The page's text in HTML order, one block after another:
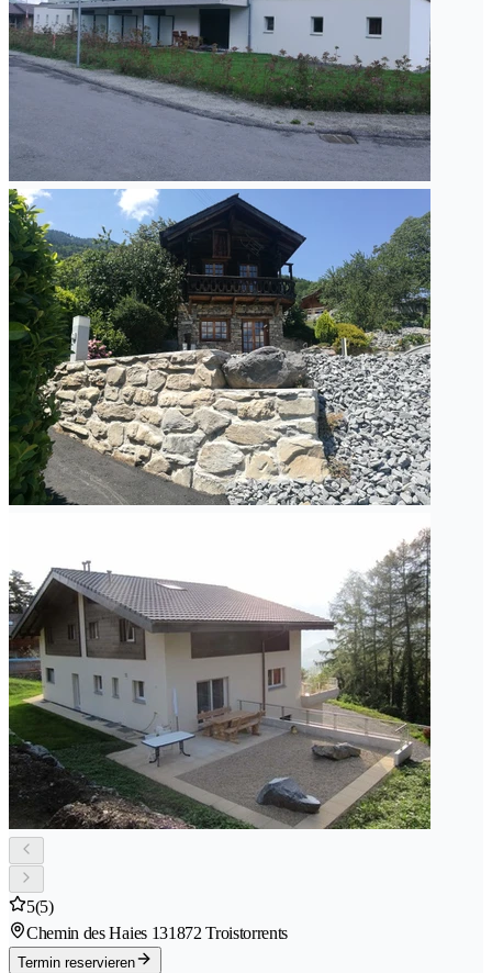
5(5)
Chemin des Haies 131872 Troistorrents
Termin reservieren